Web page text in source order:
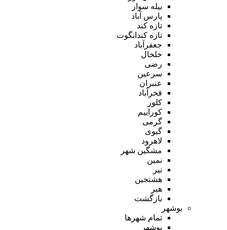
بیله سوار
پارس آباد
تازه کند
تازه کندانگوت
جعفرآباد
خلخال
رضی
سرعین
عنبران
فخرآباد
کلور
کوراییم
گرمی
گیوی
لاهرود
مشگین شهر
نمین
نیر
هشتجین
هیر
بازگشت
بوشهر
تمام شهر‌ها
بوشهر